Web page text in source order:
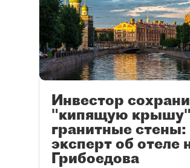
Инвестор
"кипящую
гранитные стены:
эксперт об отеле
Грибоедова